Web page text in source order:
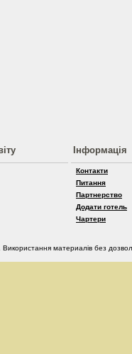
Інформація
Контакти
Питання
Партнерство
Додати готель
Чартери
материалів без